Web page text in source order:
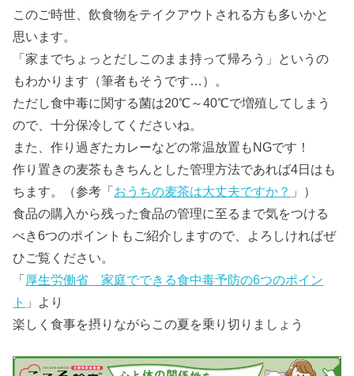
このご時世、飲食物をテイクアウトされる方も多いかと
思います。
「家までちょっとだしこのまま持って帰ろう」というの
もわかります（筆者もそうです…）。
ただし食中毒に関する菌は20℃～40℃で増殖してしまう
ので、十分保冷してくださいね。
また、作り過ぎたカレーなどの常温放置もNGです！
作り置きの麦茶もきちんとした管理方法であれば4日はも
ちます。（参考「 おうちの麦茶は大丈夫ですか？ 」）
食品の購入から残った食品の管理に至るまで気をつける
べき6つのポイントもご紹介しますので、よろしければぜ
ひご覧ください。
「 厚生労働省 家庭でできる食中毒予防の6つのポイン
ト 」より
楽しく食事を摂りながらこの夏を乗り切りましょう